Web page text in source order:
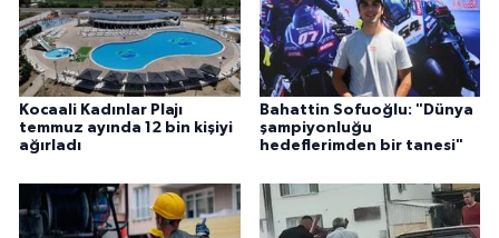
Kocaali Kadınlar Plajı
temmuz ayında 12 bin kişiyi
ağırladı
Bahattin Sofuoğlu: "Dünya
şampiyonluğu
hedeflerimden bir tanesi"